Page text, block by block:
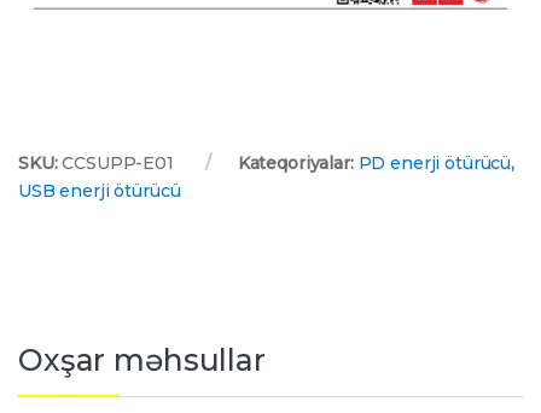
SKU:CCSUPP-E01 Kateqoriyalar: PD enerji ötürücü,
USB enerji ötürücü
Oxşar məhsullar